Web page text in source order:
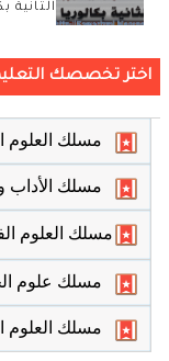
الثانية
اختر تخصصك
مسلك العلوم
مسلك الأداب
مسلك العلوم
مسلك علوم
مسلك العلوم